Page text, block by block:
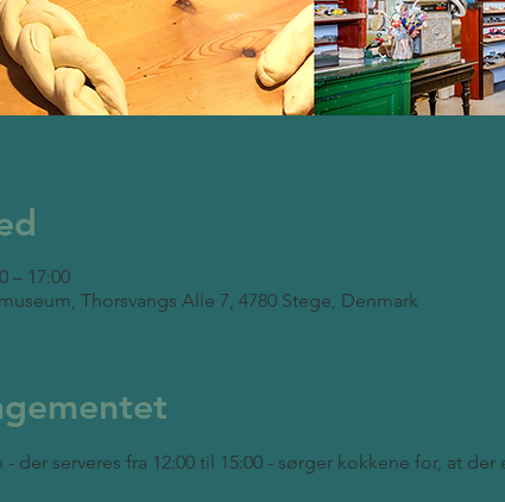
– 17:00
Thorsvangs Alle 7, 4780 Stege, Denmark
der serveres fra 12:00 til 15:00 - sørger kokkene for, at